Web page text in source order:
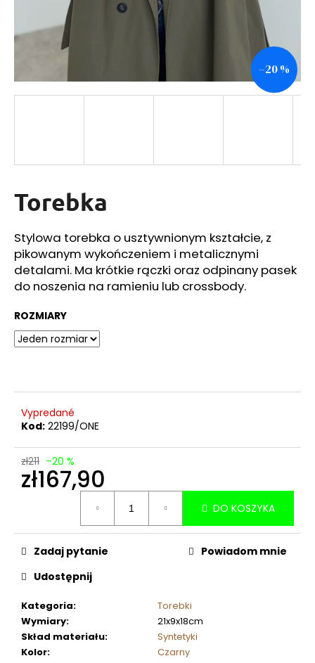
Torebka
Stylowa torebka o usztywnionym kształcie, z
pikowanym wykończeniem i metalicznymi
detalami. Ma krótkie rączki oraz odpinany pasek
do noszenia na ramieniu lub crossbody.
ROZMIARY
Vypredané
Kod: 22199/ONE
zł211 –20 %
zł167,90
DO KOSZYKA
Kategoria:
Torebki
Wymiary:
21x9x18cm
Skład materiału:
Syntetyki
Kolor:
Czarny
Zadaj pytanie
Powiadom mnie
Udostępnij
–20 %
SZUKAJ
e
a
m